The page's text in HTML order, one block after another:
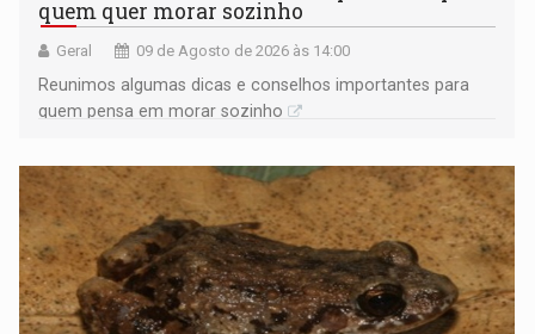
quem quer morar sozinho
Geral 09 de Agosto de 2026 às 14:00
Reunimos algumas dicas e conselhos importantes para
quem pensa em morar sozinho